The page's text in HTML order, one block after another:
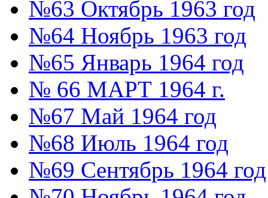
№63 Октябрь 1963 год
№64 Ноябрь 1963 год
№65 Январь 1964 год
№ 66 МАРТ 1964 г.
№67 Май 1964 год
№68 Июль 1964 год
№69 Сентябрь 1964 год